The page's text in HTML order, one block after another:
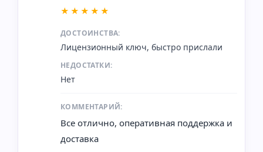
★★★★★
ДОСТОИНСТВА:
Лицензионный ключ, быстро прислали
НЕДОСТАТКИ:
Нет
КОММЕНТАРИЙ:
Все отлично, оперативная поддержка и
доставка